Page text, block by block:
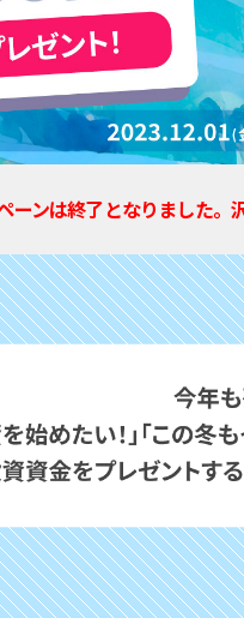
ーンは終了となりました。